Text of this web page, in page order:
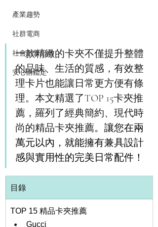
產業趨勢
社群電商
社會創新組織
安心購鑑定
一款精緻的卡夾不僅提升整體
的品味、生活的質感，有效整
理卡片也能讓日常更方便有條
理。本文精選了TOP 15卡夾推
薦，羅列了經典簡約、現代時
尚的精品卡夾推薦。讓您在兩
萬元以內，就能擁有兼具設計
感與實用性的完美日常配件！
目錄
TOP 15 精品卡夾推薦
Gucci